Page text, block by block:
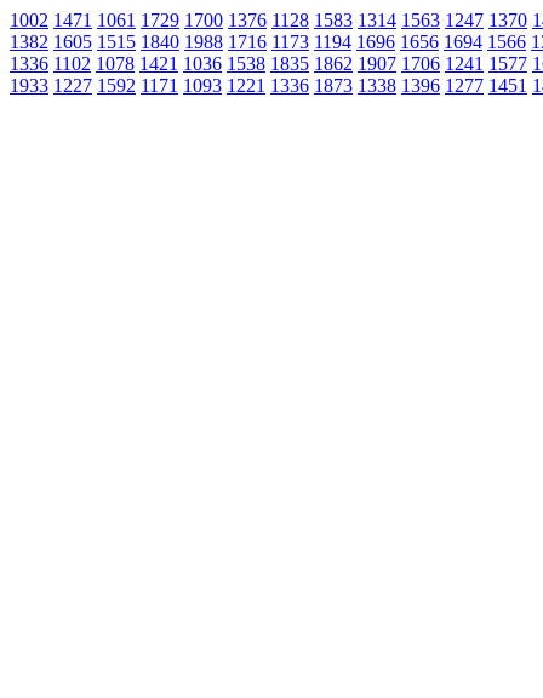
1002 1471 1061 1729 1700 1376 1128 1583 1314 1563 1247 1370
1382 1605 1515 1840 1988 1716 1173 1194 1696 1656 1694 1566
1336 1102 1078 1421 1036 1538 1835 1862 1907 1706 1241 1577
1933 1227 1592 1171 1093 1221 1336 1873 1338 1396 1277 1451